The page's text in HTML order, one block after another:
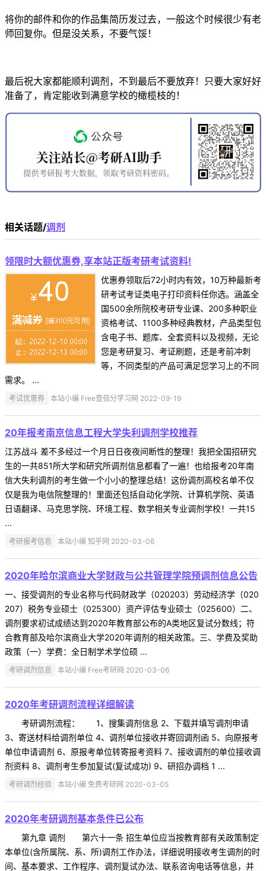
将你的邮件和你的作品集简历发过去，一般这个时候很少有老
师回复你。但是没关系，不要气馁！
最后祝大家都能顺利调剂，不到最后不要放弃！只要大家好好
准备了，肯定能收到满意学校的橄榄枝的！
相关话题/调剂
领限时大额优惠券,享本站正版考研考试资料!
优惠券领取后72小时内有效，10万种最新考
研考试考证类电子打印资料任你选。涵盖全
国500余所院校考研专业课、200多种职业
资格考试、1100多种经典教材，产品类型包
含电子书、题库、全套资料以及视频，无论
您是考研复习、考证刷题，还是考前冲刺
等，不同类型的产品可满足您学习上的不同
需求。 ...
考试优惠券 本站小编 Free壹佰分学习网 2022-09-19
20年报考南京信息工程大学失利调剂学校推荐
江苏战斗 差不多经过一个月日日夜夜间断性的整理！我把全国招研究
生的一共851所大学和研究所调剂信息都看了一遍！也给报考20年南
信大失利调剂的考生做一个小小的整理总结！这份调剂高校名单不仅
仅是我为电信院整理的！里面还包括自动化学院、计算机学院、英语
日语翻译、马克思学院、环境工程、数学相关专业调剂学校！一共15
...
考研报考信息 本站小编 知乎网 2020-03-06
2020年哈尔滨商业大学财政与公共管理学院预调剂信息公告
一、接受调剂的专业名称与代码财政学（020203）劳动经济学（020
207）税务专业硕士（025300）资产评估专业硕士（025600）二、
调剂要求初试成绩达到2020年教育部公布的A类地区复试分数线；符
合教育部及哈尔滨商业大学2020年调剂的相关政策。三、学费及奖助
政策（一）学费：全日制学术学位硕 ...
考研调剂信息 本站小编 Free考研网 2020-03-06
2020年考研调剂流程详细解读
考研调剂流程： 1、搜集调剂信息 2、下载并填写调剂申请
3、寄送材料给调剂单位 4、调剂单位接收并寄回调剂函 5、向原报考
单位申请调剂 6、原报考单位转寄报考资料 7、接收调剂的单位接收调
剂资料 8、调剂考生参加复试(复试成功) 9、研招办调档 1 ...
考研调剂经验 本站小编 免费考研网 2020-03-05
2020年考研调剂基本条件已公布
第九章 调剂 第六十一条 招生单位应当按教育部有关政策制定
本单位(含所属院、系、所)调剂工作办法，详细说明接收考生调剂的时
间、基本要求、工作程序、调剂复试办法、联系咨询电话等信息，并